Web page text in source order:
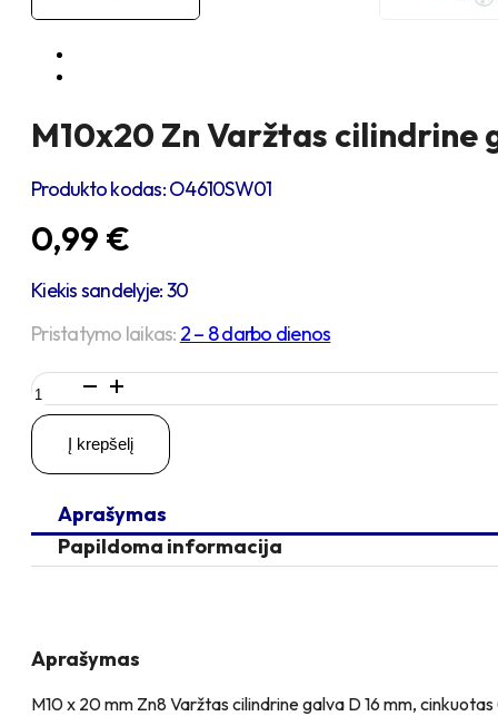
M10x20 Zn Varžtas cilindrine
Produkto kodas:O4610SW01
0,99 €
Kiekis sandelyje: 30
Pristatymo laikas: 2 – 8 darbo dienos
produkto
kiekis:
M10x20
Varžtas
galva,
cinkuotas
Į krepšelį
Aprašymas
Papildoma informacija
Aprašymas
M10 x 20 mm Zn8 Varžtas cilindrine galva D 16 mm,